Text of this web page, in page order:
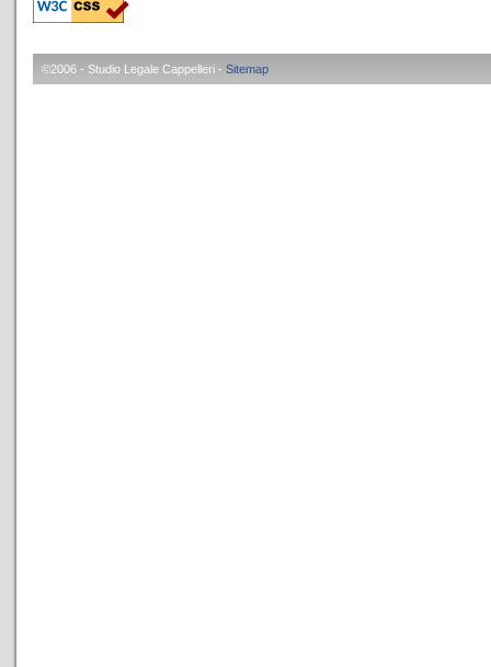
©2006 - Studio Legale Cappelleri - Sitemap